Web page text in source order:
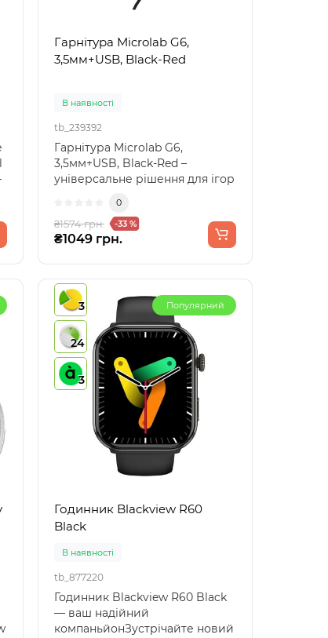
Гарнітура Microlab G6,
3,5мм+USB, Black-Red
В наявності
tb_239392
Гарнітура Microlab G6,
3,5мм+USB, Black-Red –
універсальне рішення для ігор
0
₴1574 грн. -33 %
₴1049 грн.
3
24
3
Популярний
Годинник Blackview R60
Black
В наявності
tb_877220
Годинник Blackview R60 Black
— ваш надійний
компаньйонЗустрічайте новий